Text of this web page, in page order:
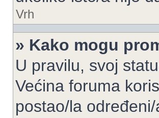
Vrh
» Kako mogu
U pravilu, svoj
Većina foruma
postao/la